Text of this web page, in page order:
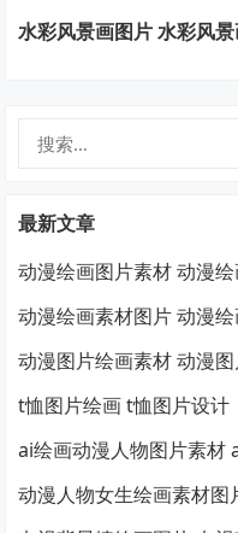
水彩风景画图片 水彩风
最新文章
动漫绘画图片素材 动漫
动漫绘画素材图片 动漫
动漫图片绘画素材 动漫
t恤图片绘画 t恤图片设计
ai绘画动漫人物图片素材
动漫人物女生绘画素材